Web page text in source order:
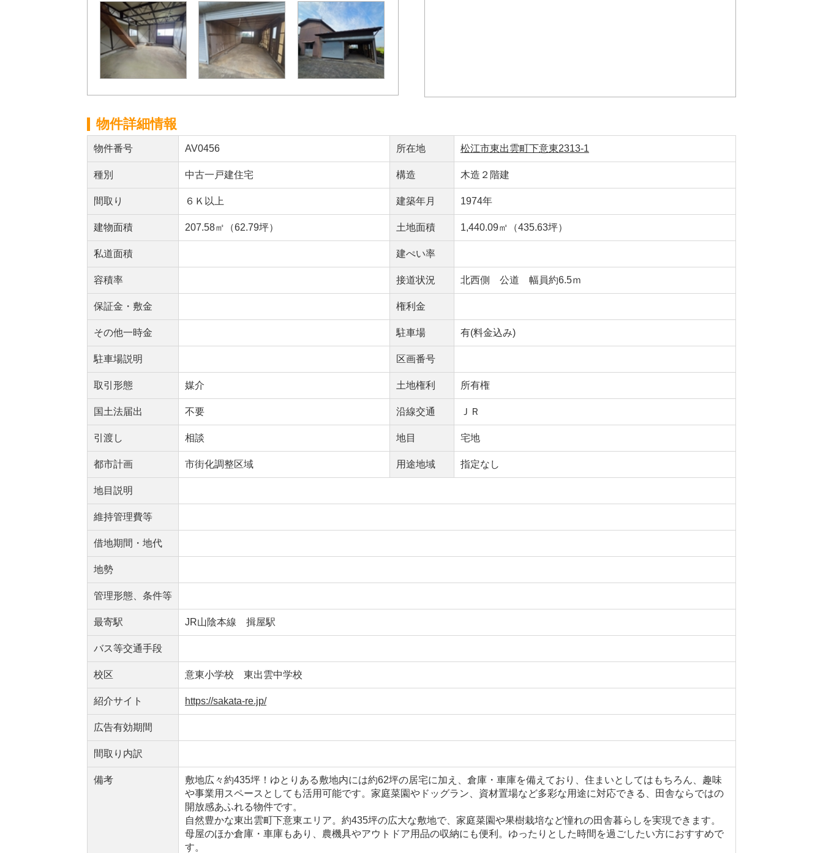
物件詳細情報
物件番号 AV0456 所在地 松江市東出雲町下意東2313-1
種別 中古一戸建住宅 構造 木造２階建
間取り ６Ｋ以上 建築年月 1974年
建物面積 207.58㎡（62.79坪） 土地面積 1,440.09㎡（435.63坪）
私道面積 建ぺい率
容積率 接道状況 北西側 公道 幅員約6.5ｍ
保証金・敷金 権利金
その他一時金 駐車場 有(料金込み)
駐車場説明 区画番号
取引形態 媒介 土地権利 所有権
国土法届出 不要 沿線交通 ＪＲ
引渡し 相談 地目 宅地
都市計画 市街化調整区域 用途地域 指定なし
地目説明
維持管理費等
借地期間・地代
地勢
管理形態、条件等
最寄駅 JR山陰本線 揖屋駅
バス等交通手段
校区 意東小学校 東出雲中学校
紹介サイト https://sakata-re.jp/
広告有効期間
間取り内訳
備考
敷地広々約435坪！ゆとりある敷地内には約62坪の居宅に加え、倉庫・車庫を備えており、住まいとしてはもちろん、趣味
や事業用スペースとしても活用可能です。家庭菜園やドッグラン、資材置場など多彩な用途に対応できる、田舎ならではの
開放感あふれる物件です。
自然豊かな東出雲町下意東エリア。約435坪の広大な敷地で、家庭菜園や果樹栽培など憧れの田舎暮らしを実現できます。
母屋のほか倉庫・車庫もあり、農機具やアウトドア用品の収納にも便利。ゆったりとした時間を過ごしたい方におすすめで
す。